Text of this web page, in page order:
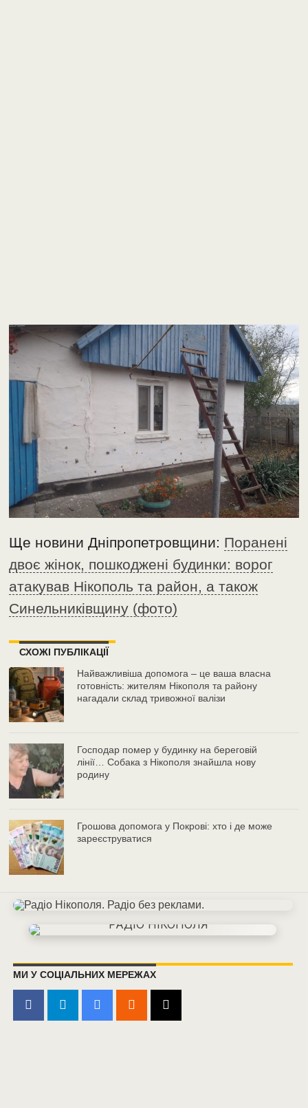
Ще новини Дніпропетровщини: Поранені
двоє жінок, пошкоджені будинки: ворог
атакував Нікополь та район, а також
Синельниківщину (фото)
СХОЖІ ПУБЛІКАЦІЇ
Найважливіша допомога – це ваша власна
готовність: жителям Нікополя та району
нагадали склад тривожної валізи
Господар помер у будинку на береговій
лінії… Собака з Нікополя знайшла нову
родину
Грошова допомога у Покрові: хто і де може
зареєструватися
МИ У СОЦІАЛЬНИХ МЕРЕЖАХ